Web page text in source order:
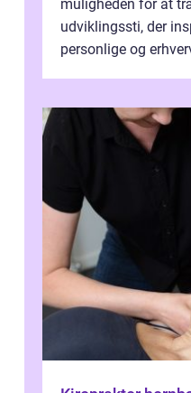
muligheden for at
udviklingssti, der
personlige og